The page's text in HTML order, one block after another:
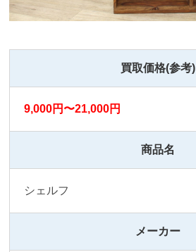
買取価格(参考)
9,000円〜21,000円
商品名
シェルフ
メーカー